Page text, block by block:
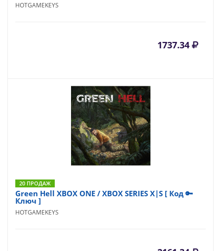
HOTGAMEKEYS
1737.34
20 ПРОДАЖ
Green Hell XBOX ONE / XBOX SERIES X|S [ Код 🔑
Ключ ]
HOTGAMEKEYS